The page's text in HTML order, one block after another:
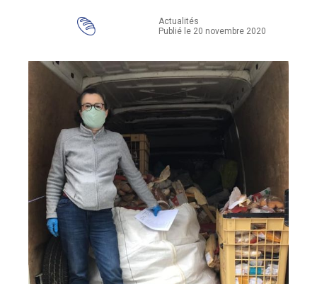
Actualités
Publié le 20 novembre 2020